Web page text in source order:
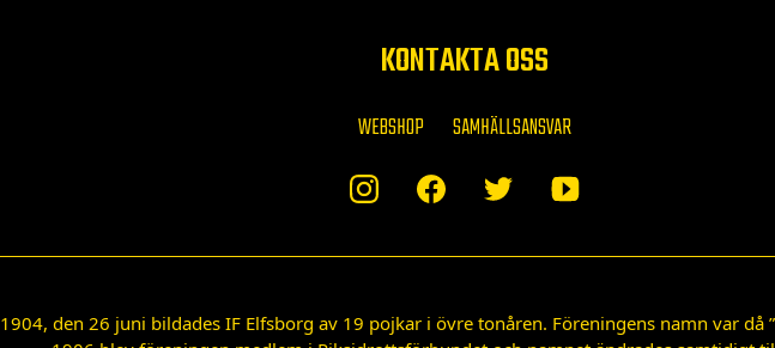
KONTAKTA OSS
WEBSHOP SAMHÄLLSANSVAR
1904, den 26 juni bildades IF Elfsborg av 19 pojkar i övre tonåren. Föreningens namn var då